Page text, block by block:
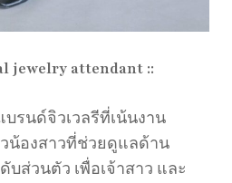
jewelry attendant ::
บรนด์จิวเวลรีที่เน้นงาน
น้องสาวที่ช่วยดูแลด้าน
ส่วนตัว เพื่อเจ้าสาว และ